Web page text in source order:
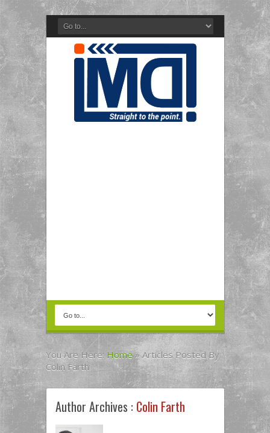
You Are Here: Home » Articles Posted By
Colin Farth
Author Archives : Colin Farth